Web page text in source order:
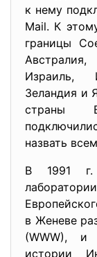
к нему
Mail. К
границы
Израиль,
Зеландия и
страны
назвать
В 1991 г.
в Женеве
(WWW), и
истории